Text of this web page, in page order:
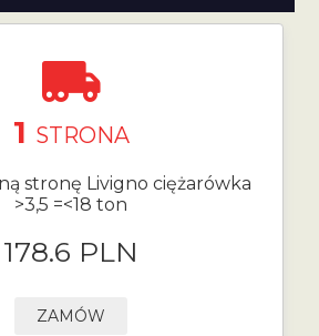
1 STRONA
stronę Livigno ciężarówka
>3,5 =<18 ton
178.6 PLN
ZAMÓW